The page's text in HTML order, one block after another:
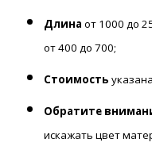
Длина от 1000 до
от 400 до 700;
Стоимость
Обратите
искажать цвет